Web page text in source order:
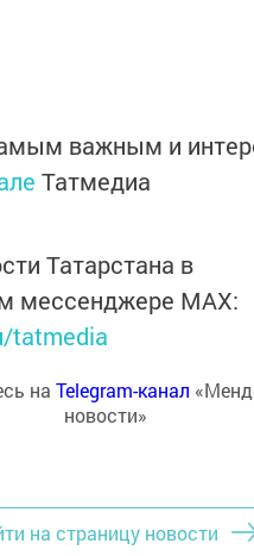
важным и
Татмедиа
Татарстана в
мессенджере MАХ:
tatmedia
на Telegram-канал
новости»
на страницу новости